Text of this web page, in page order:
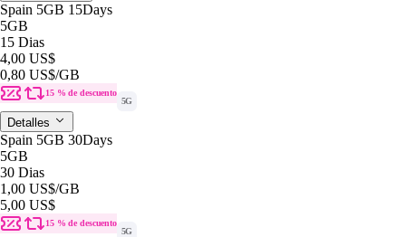
Spain 5GB 15Days
5GB
15 Dias
4,00 US$
0,80 US$/GB
15 % de descuento
5G
Detalles
Spain 5GB 30Days
5GB
30 Dias
1,00 US$/GB
5,00 US$
15 % de descuento
5G